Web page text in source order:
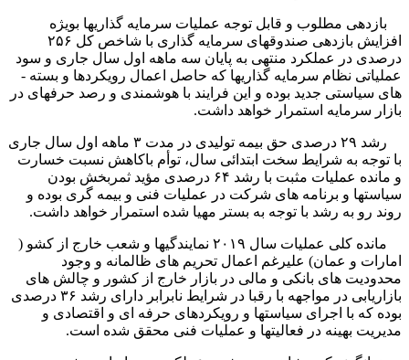
بازدهی مطلوب و قابل توجه عملیات سرمایه­ گذاری­ها بویژه
افزایش بازدهی صندوق­های سرمایه ­­گذاری با شاخص کل ۲۵۶
درصدی در عملکرد منتهی به پایان سه ماهه اول سال جاری و سود
عملیاتی نظام سرمایه ­گذاری­ها که حاصل اعمال رویکردها و بسته ­
های سیاستی جدید بوده و این فرایند با هوشمندی و رصد حرفه­ای در
بازار سرمایه استمرار خواهد داشت.
رشد ۲۹ درصدی حق بیمه تولیدی در مدت ۳ ماهه اول سال جاری
با توجه به شرایط سخت ابتدائی سال، توأم باکاهش نسبت خسارت
و مانده عملیات مثبت با رشد ۶۴ درصدی مؤید ثمربخش بودن
سیاست­ها و برنامه ­های شرکت در عملیات فنی و بیمه گری بوده و
روند رو به رشد با توجه به بستر مهیا شده استمرار خواهد داشت.
مانده کلی عملیات سال ۲۰۱۹ نمایندگی­ها و شعب خارج از کشو (
امارات و عمان) علی­رغم اعمال تحریم­ های ظالمانه و وجود
محدودیت­ های بانکی و مالی در بازار خارج از کشور و چالش ­های
بازاریابی در مواجهه با رقبا در شرایط نابرابر دارای رشد ۳۶ درصدی
بوده که با اجرای سیاست­ها و رویکردهای حرفه ای و اقتصادی و
مدیریت بهینه در فعالیت­ها و عملیات فنی محقق شده است.